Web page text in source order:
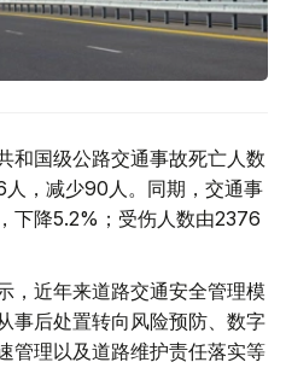
和国级公路交通事故死亡人数
，减少90人。同期，交通事
下降5.2%；受伤人数由2376
，近年来道路交通安全管理模
事后处置转向风险预防、数字
管理以及道路维护责任落实等